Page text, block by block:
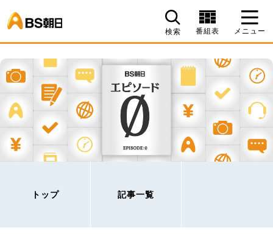
検索 番組表 メニュー
トップ 記事一覧